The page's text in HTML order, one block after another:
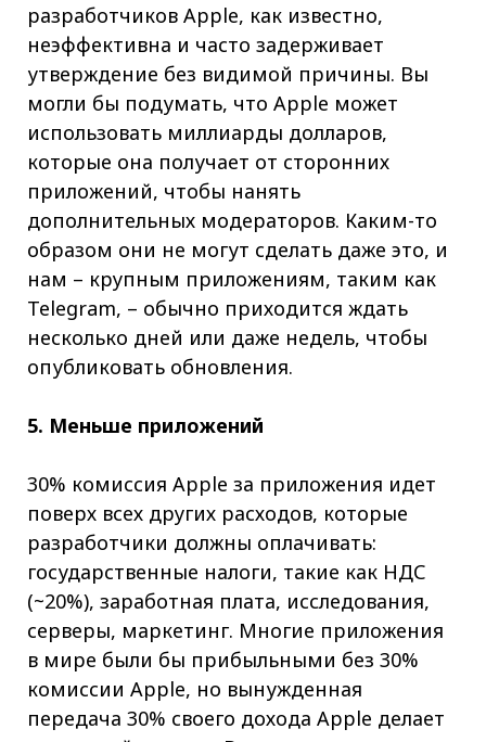
разработчиков Apple, как известно,
неэффективна и часто задерживает
утверждение без видимой причины. Вы
могли бы подумать, что Apple может
использовать миллиарды долларов,
которые она получает от сторонних
приложений, чтобы нанять
дополнительных модераторов. Каким-то
образом они не могут сделать даже это, и
нам – крупным приложениям, таким как
Telegram, – обычно приходится ждать
несколько дней или даже недель, чтобы
опубликовать обновления.
5. Меньше приложений
30% комиссия Apple за приложения идет
поверх всех других расходов, которые
разработчики должны оплачивать:
государственные налоги, такие как НДС
(~20%), заработная плата, исследования,
серверы, маркетинг. Многие приложения
в мире были бы прибыльными без 30%
комиссии Apple, но вынужденная
передача 30% своего дохода Apple делает